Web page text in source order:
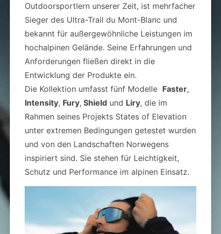
Outdoorsportlern unserer Zeit, ist mehrfacher
Sieger des Ultra-Trail du Mont-Blanc und
bekannt für außergewöhnliche Leistungen im
hochalpinen Gelände. Seine Erfahrungen und
Anforderungen fließen direkt in die
Entwicklung der Produkte ein.
Die Kollektion umfasst fünf Modelle Faster,
Intensity, Fury, Shield und Liry, die im
Rahmen seines Projekts States of Elevation
unter extremen Bedingungen getestet wurden
und von den Landschaften Norwegens
inspiriert sind. Sie stehen für Leichtigkeit,
Schutz und Performance im alpinen Einsatz.